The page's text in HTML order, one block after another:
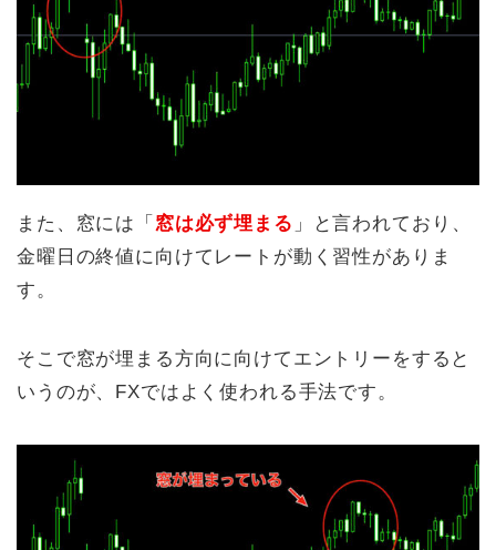
また、窓には「 窓は必ず埋まる 」と言われており、
金曜日の終値に向けてレートが動く習性がありま
す。
そこで窓が埋まる方向に向けてエントリーをすると
いうのが、FXではよく使われる手法です。